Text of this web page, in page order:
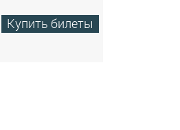
Купить билеты